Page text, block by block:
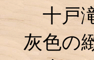
十戸滝
灰色の